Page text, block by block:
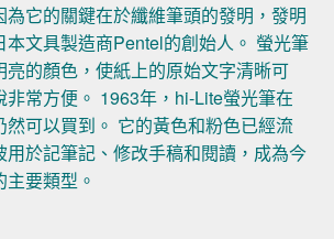
它的關鍵在於纖維筆頭的發明，發明
本文具製造商Pentel的創始人。 螢光筆
亮的顏色，使紙上的原始文字清晰可
非常方便。 1963年，hi-Lite螢光筆在
可以買到。 它的黃色和粉色已經流
用於記筆記、修改手稿和閱讀，成為今
要類型。